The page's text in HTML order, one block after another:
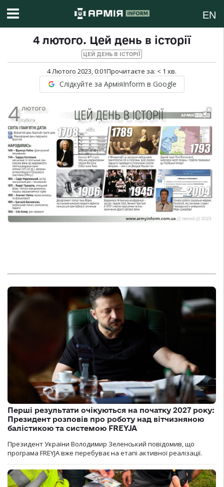
EN
4 лютого. Цей день в історії
ЦЕЙ ДЕНЬ В ІСТОРІЇ
4 Лютого 2023, 0:01Прочитаєте за: < 1 хв.
Слідкуйте за АрміяInform в Google
Перші результати очікуються на початку 2027 року:
Президент розповів про роботу над вітчизняною
балістикою та системою FREYJA
Президент України Володимир Зеленський повідомив, що
програма FREYJA вже перебуває на етапі активної реалізації.